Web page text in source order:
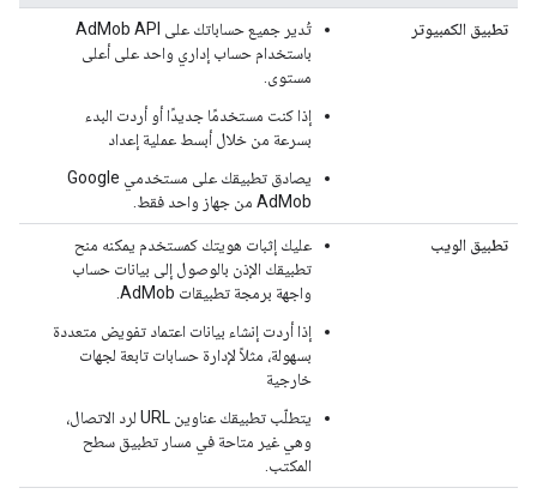
تطبيق الكمبيوتر
تُدير جميع حساباتك على AdMob API
باستخدام حساب إداري واحد على أعلى
مستوى.
إذا كنت مستخدمًا جديدًا أو أردت البدء
بسرعة من خلال أبسط عملية إعداد
يصادق تطبيقك على مستخدمي Google
AdMob من جهاز واحد فقط.
تطبيق الويب
عليك إثبات هويتك كمستخدم يمكنه منح
تطبيقك الإذن بالوصول إلى بيانات حساب
واجهة برمجة تطبيقات AdMob.
إذا أردت إنشاء بيانات اعتماد تفويض متعددة
بسهولة، مثلاً لإدارة حسابات تابعة لجهات
خارجية
يتطلّب تطبيقك عناوين URL لرد الاتصال،
وهي غير متاحة في مسار تطبيق سطح
المكتب.